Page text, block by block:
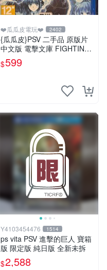
❤️瓜瓜皮電玩❤️ 2402
{瓜瓜皮}PSV 二手品 原版片
中文版 電擊文庫 FIGHTING
CLIMAX(遊戲都有回收)
$599
Y4103454476 1514
ps vita PSV 進擊的巨人 寶箱
版 限定版 純日版 全新未拆
$2,588